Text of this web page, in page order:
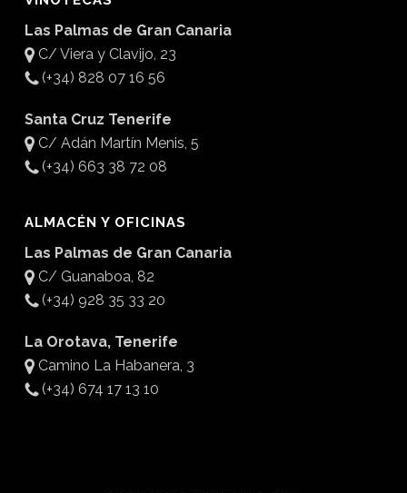
Las Palmas de Gran Canaria
C/ Viera y Clavijo, 23
(+34) 828 07 16 56
Santa Cruz Tenerife
C/ Adán Martín Menis, 5
(+34) 663 38 72 08
ALMACÉN Y OFICINAS
Las Palmas de Gran Canaria
C/ Guanaboa, 82
(+34) 928 35 33 20
La Orotava, Tenerife
Camino La Habanera, 3
(+34) 674 17 13 10